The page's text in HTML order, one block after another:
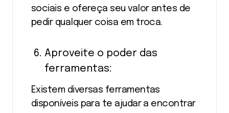
sociais e ofereça seu valor antes de
pedir qualquer coisa em troca.
Aproveite o poder das
ferramentas:
Existem diversas ferramentas
disponíveis para te ajudar a encontrar